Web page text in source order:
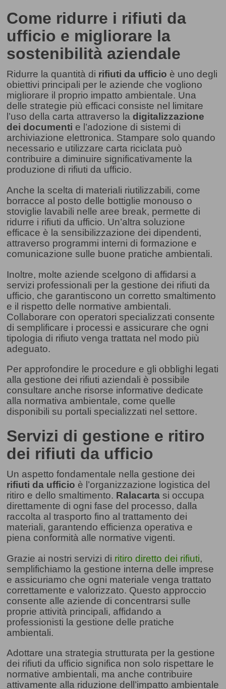
Come ridurre i rifiuti da
ufficio e migliorare la
sostenibilità aziendale
Ridurre la quantità di rifiuti da ufficio è uno degli
obiettivi principali per le aziende che vogliono
migliorare il proprio impatto ambientale. Una
delle strategie più efficaci consiste nel limitare
l’uso della carta attraverso la digitalizzazione
dei documenti e l’adozione di sistemi di
archiviazione elettronica. Stampare solo quando
necessario e utilizzare carta riciclata può
contribuire a diminuire significativamente la
produzione di rifiuti da ufficio.
Anche la scelta di materiali riutilizzabili, come
borracce al posto delle bottiglie monouso o
stoviglie lavabili nelle aree break, permette di
ridurre i rifiuti da ufficio. Un’altra soluzione
efficace è la sensibilizzazione dei dipendenti,
attraverso programmi interni di formazione e
comunicazione sulle buone pratiche ambientali.
Inoltre, molte aziende scelgono di affidarsi a
servizi professionali per la gestione dei rifiuti da
ufficio, che garantiscono un corretto smaltimento
e il rispetto delle normative ambientali.
Collaborare con operatori specializzati consente
di semplificare i processi e assicurare che ogni
tipologia di rifiuto venga trattata nel modo più
adeguato.
Per approfondire le procedure e gli obblighi legati
alla gestione dei rifiuti aziendali è possibile
consultare anche risorse informative dedicate
alla normativa ambientale, come quelle
disponibili su portali specializzati nel settore.
Servizi di gestione e ritiro
dei rifiuti da ufficio
Un aspetto fondamentale nella gestione dei
rifiuti da ufficio è l’organizzazione logistica del
ritiro e dello smaltimento. Ralacartasi occupa
direttamente di ogni fase del processo, dalla
raccolta al trasporto fino al trattamento dei
materiali, garantendo efficienza operativa e
piena conformità alle normative vigenti.
Grazie ai nostri servizi di ritiro diretto dei rifiuti,
semplifichiamo la gestione interna delle imprese
e assicuriamo che ogni materiale venga trattato
correttamente e valorizzato. Questo approccio
consente alle aziende di concentrarsi sulle
proprie attività principali, affidando a
professionisti la gestione delle pratiche
ambientali.
Adottare una strategia strutturata per la gestione
dei rifiuti da ufficio significa non solo rispettare le
normative ambientali, ma anche contribuire
attivamente alla riduzione dell’impatto ambientale